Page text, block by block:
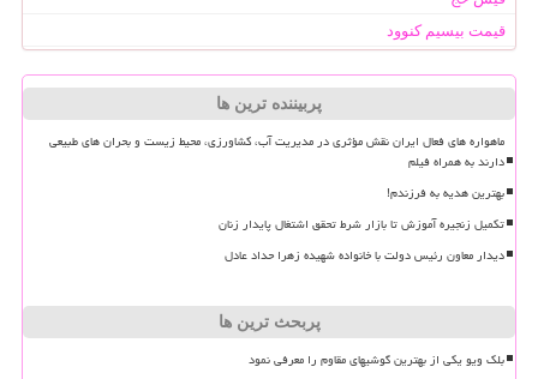
قیمت بیسیم کنوود
پربیننده ترین ها
ماهواره های فعال ایران نقش مؤثری در مدیریت آب، کشاورزی، محیط زیست و بحران های طبیعی
دارند به همراه فیلم
بهترین هدیه به فرزندم!
تکمیل زنجیره آموزش تا بازار شرط تحقق اشتغال پایدار زنان
دیدار معاون رئیس دولت با خانواده شهیده زهرا حداد عادل
پربحث ترین ها
بلک ویو یکی از بهترین گوشیهای مقاوم را معرفی نمود